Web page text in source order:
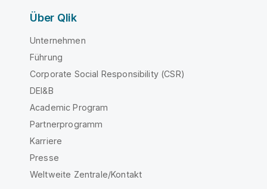
Über Qlik
Unternehmen
Führung
Corporate Social Responsibility (CSR)
DEI&B
Academic Program
Partnerprogramm
Karriere
Presse
Weltweite Zentrale/Kontakt